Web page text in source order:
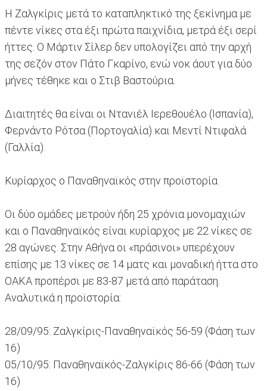
Η Ζαλγκίρις μετά το καταπληκτικό της ξεκίνημα με
πέντε νίκες στα έξι πρώτα παιχνίδια, μετρά έξι σερί
ήττες. Ο Μάρτιν Σίλερ δεν υπολογίζει από την αρχή
της σεζόν στον Πάτο Γκαρίνο, ενώ νοκ άουτ για δύο
μήνες τέθηκε και ο Στιβ Βαστούρια.
Διαιτητές θα είναι οι Ντανιέλ Ιερεθουέλο (Ισπανία),
Φερνάντο Ρότσα (Πορτογαλία) και Μεντί Ντιφαλά
(Γαλλία).
Κυρίαρχος ο Παναθηναϊκός στην προϊστορία
Οι δύο ομάδες μετρούν ήδη 25 χρόνια μονομαχιών
και ο Παναθηναϊκός είναι κυρίαρχος με 22 νίκες σε
28 αγώνες. Στην Αθήνα οι «πράσινοι» υπερέχουν
επίσης με 13 νίκες σε 14 ματς και μοναδική ήττα στο
ΟΑΚΑ προπέρσι με 83-87 μετά από παράταση.
Αναλυτικά η προϊστορία:
28/09/95: Ζαλγκίρις-Παναθηναϊκός 56-59 (Φάση των
16)
05/10/95: Παναθηναϊκός-Ζαλγκίρις 86-66 (Φάση των
16)